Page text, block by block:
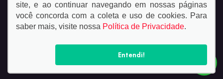
© Copyright 2026
privacidade.
site, e ao continuar navegando em nossas páginas
você concorda com a coleta e uso de cookies. Para
saber mais, visite nossa Política de Privacidade.
Entendi!